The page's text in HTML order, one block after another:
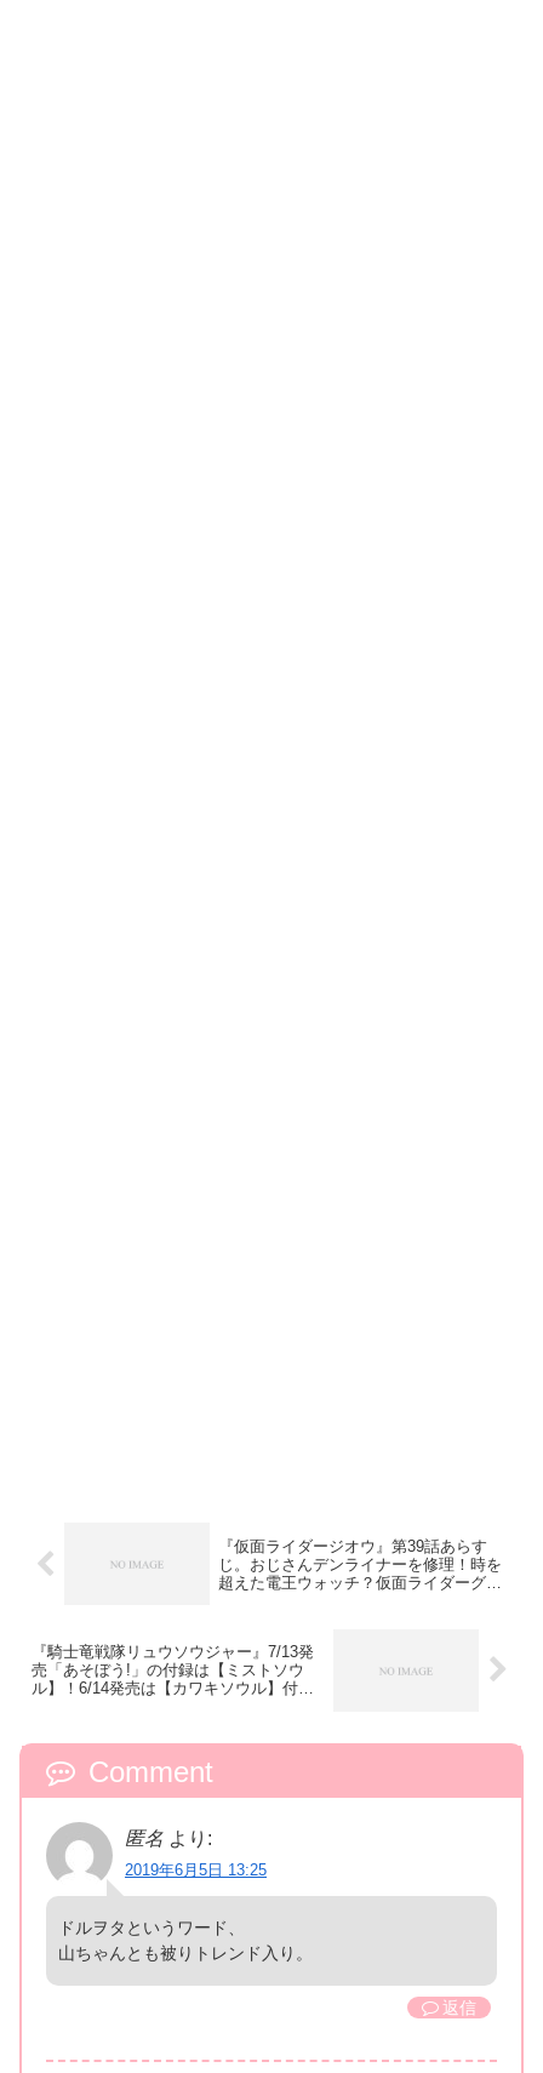
『仮面ライダージオウ』第39話あらす
じ。おじさんデンライナーを修理！時を
超えた電王ウォッチ？仮面ライダーグラ
『騎士竜戦隊リュウソウジャー』7/13発
売「あそぼう!」の付録は【ミストソウ
ル】！6/14発売は【カワキソウル】付
Comment
匿名 より:
2019年6月5日 13:25
ドルヲタというワード、
山ちゃんとも被りトレンド入り。
返信